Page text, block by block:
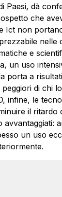
Paesi, dà
che
Ict non
nelle
e
un uso
porta a risultati
di chi
infine, le
il ritardo
avvantaggiati:
un uso